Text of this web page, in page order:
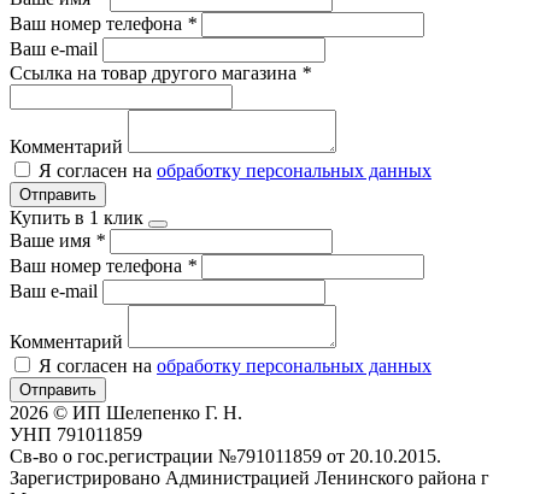
Ваш номер телефона *
Ваш e-mail
Ссылка на товар другого магазина *
Комментарий
Я согласен на обработку персональных данных
Отправить
Купить в 1 клик
Ваше имя *
Ваш номер телефона *
Ваш e-mail
Комментарий
Я согласен на обработку персональных данных
Отправить
2026 © ИП Шелепенко Г. Н.
УНП 791011859
Св-во о гос.регистрации №791011859 от 20.10.2015.
Зарегистрировано Администрацией Ленинского района г